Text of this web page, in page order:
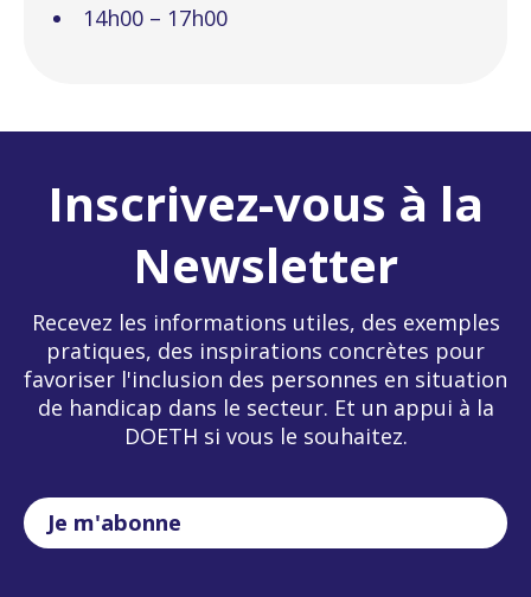
14h00 – 17h00
Inscrivez-vous à la
Newsletter
Recevez les informations utiles, des exemples
pratiques, des inspirations concrètes pour
favoriser l'inclusion des personnes en situation
de handicap dans le secteur. Et un appui à la
DOETH si vous le souhaitez.
Je m'abonne